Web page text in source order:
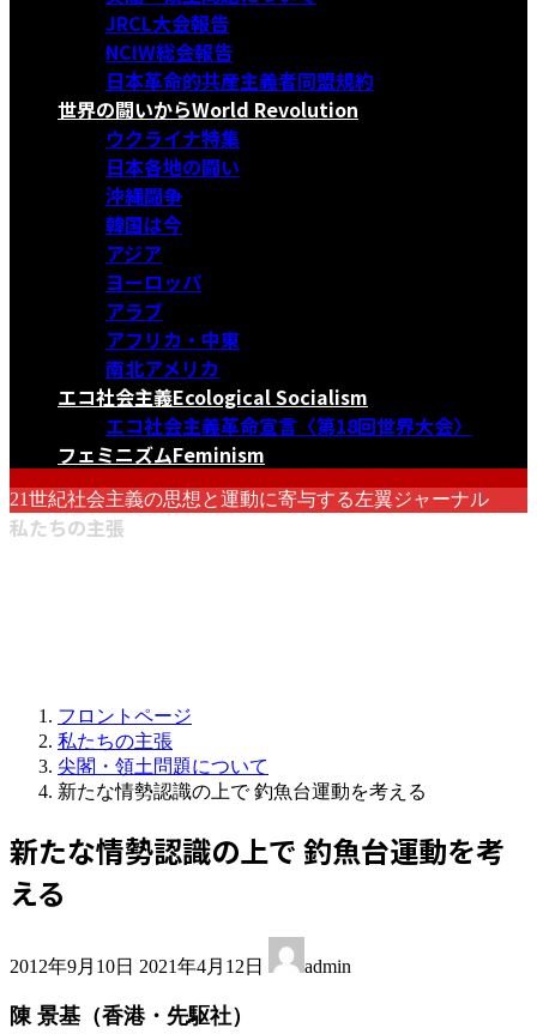
JRCL大会報告
NCIW総会報告
日本革命的共産主義者同盟規約
世界の闘いからWorld Revolution
ウクライナ特集
日本各地の闘い
沖縄闘争
韓国は今
アジア
ヨーロッパ
アラブ
アフリカ・中東
南北アメリカ
エコ社会主義Ecological Socialism
エコ社会主義革命宣言〈第18回世界大会〉
フェミニズムFeminism
21世紀社会主義の思想と運動に寄与する左翼ジャーナル
私たちの主張
フロントページ
私たちの主張
尖閣・領土問題について
新たな情勢認識の上で 釣魚台運動を考える
新たな情勢認識の上で 釣魚台運動を考
える
2012年9月10日 終
新
2021年4月12日 admin
陳 景基（香港・先駆社）